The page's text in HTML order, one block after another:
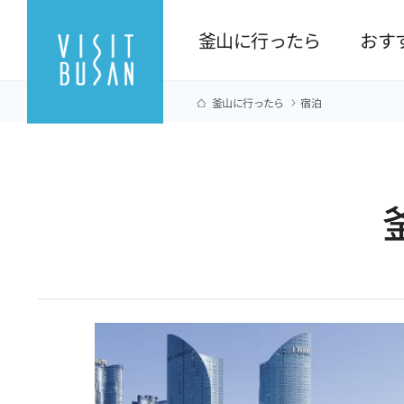
釜山に行ったら おす
釜山に行ったら 宿泊